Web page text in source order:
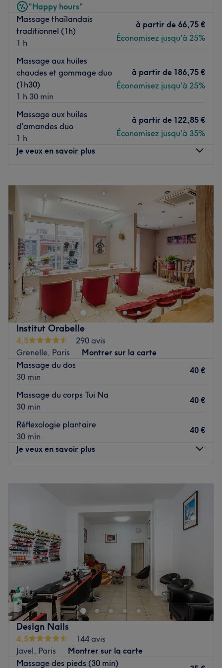
haute technologie avec l’appareil Hydradermie.
Votre expert beauté effectue un diagnostic de la peau
pour vous offrir un soin personnalisé transformatif qui
révèle votre beauté naturelle .
Spécialisées dans les soins du visage, massage. Soins du
corps , votre expert en beauté vous propose le meilleur.
Spécialité de l'établissement : Kobido, Renata Franca,
Drainage lymphatique.
Institut dépositaire Guinot - Boucicaut : le rendez-vous
beauté qu’il vous faut dans le 15 eme arrondissement de
paris .
L’établissement n’accepte pas les paiements par chèque.
"Happy hours"
Massage thaïlandais
traditionnel (1h)
1 h
à partir de 66,75 €
Économisez jusqu'à 25%
Massage aux huiles
chaudes et gommage duo
(1h30)
1 h 30 min
à partir de 186,75 €
Économisez jusqu'à 25%
Massage aux huiles
d'amandes duo
1 h
à partir de 122,85 €
Économisez jusqu'à 35%
Je veux en savoir plus
10:00– 19:00
Mercredi
10:00–19:00
Jeudi
10:00
19:00
Vendredi
10:00–19:00
Samedi
10:00–19:00
Dimanche
À deux pas du Champ-de-Mars et de la Tour Eiffel,
GONG Paris vous accueille dans un décor thaïlandais
raffiné. Rénové en 2022, cet institut de renom propose
des massages traditionnels thaïlandais, réalisés par des
professionnelles diplômées. Toutes les cabines de
l'établissement proposent une ambiance apaisante,
parfaitement tamisée et diffusent une musique propice à
la relaxation et à la méditation.
Institut Orabelle
4,5
290 avis
Grenelle, Paris
Montrer sur la carte
Massage du dos
30 min
40 €
Massage du corps Tui Na
30 min
40 €
Réflexologie plantaire
30 min
40 €
Je veux en savoir plus
20:00
10:00
20:00
Vendredi
10:00
20:00
Samedi
10:00
Dimanche
10:00
Institut Orabelle est un institut de beauté mixte situé
dans le 15ème arrondissement de Paris, au cœur du
quartier Commerce, à proximité de la station de métro
Avenue Émile Zola.
Poussez les portes de ce joli salon d’esthétique et
découvrez une décoration traditionnelle chinoise dans les
tons rose pâle. Dans l’espace principal, se situe un coin
Design Nails
4,5
144 avis
Javel, Paris
Montrer sur la carte
Massage des pieds (30 min)